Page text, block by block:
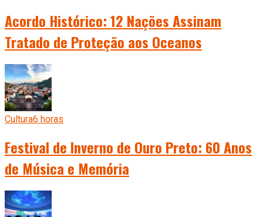
Acordo Histórico: 12 Nações Assinam
Tratado de Proteção aos Oceanos
Cultura6 horas
Festival de Inverno de Ouro Preto: 60 Anos
de Música e Memória